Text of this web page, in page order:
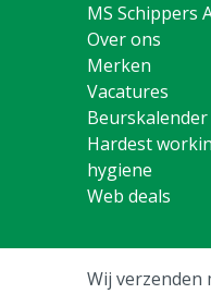
MS Schippers
Over ons
Merken
Vacatures
Beurskalender
Hardest
hygiene
Web deals
Wij verzenden